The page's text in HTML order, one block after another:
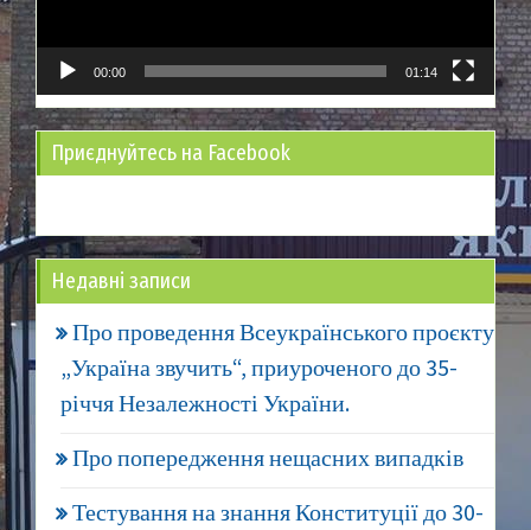
00:00 01:14
Приєднуйтесь на Facebook
Недавні записи
Про проведення Всеукраїнського проєкту
„Україна звучить“, приуроченого до 35-
річчя Незалежності України.
Про попередження нещасних випадків
Тестування на знання Конституції до 30-